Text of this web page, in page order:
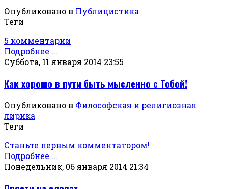
Опубликовано в Публицистика
Теги
5 комментарии
Подробнее ...
Суббота, 11 января 2014 23:55
Как хорошо в пути быть мысленно с Тобой!
Опубликовано в Философская и религиозная
лирика
Теги
Станьте первым комментатором!
Подробнее ...
Понедельник, 06 января 2014 21:34